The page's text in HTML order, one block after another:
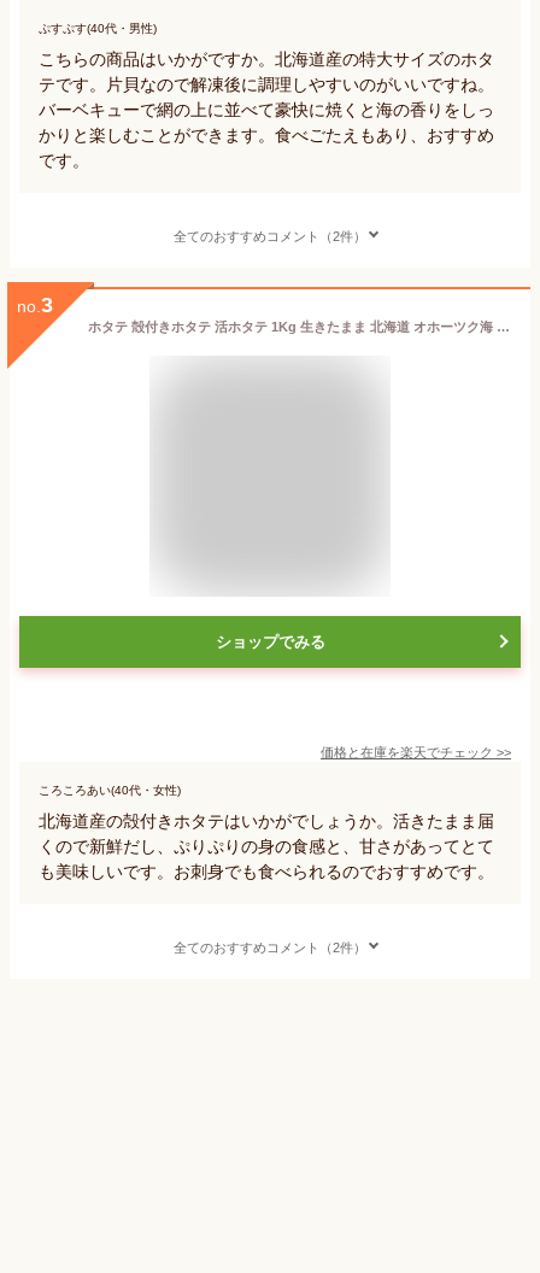
ぷすぷす(40代・男性)
こちらの商品はいかがですか。北海道産の特大サイズのホタ
テです。片貝なので解凍後に調理しやすいのがいいですね。
バーベキューで網の上に並べて豪快に焼くと海の香りをしっ
かりと楽しむことができます。食べごたえもあり、おすすめ
です。
全てのおすすめコメント（2件）
no. 3
ホタテ 殻付きホタテ 活ホタテ 1Kg 生きたまま 北海道 オホーツク海 ホタテ 帆立 殻付き バーベキュー 剥きヘラ付 冷蔵便 海鮮BBQ 紋別ホタテ ホタテ殻付き ホタテ刺身 紋別 海産物 生きたまま 生ホタテ ホタテ紋別 BBQ
ショップでみる
価格と在庫を楽天でチェック >>
ころころあい(40代・女性)
北海道産の殻付きホタテはいかがでしょうか。活きたまま届
くので新鮮だし、ぷりぷりの身の食感と、甘さがあってとて
も美味しいです。お刺身でも食べられるのでおすすめです。
全てのおすすめコメント（2件）